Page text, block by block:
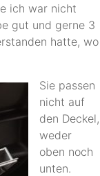
ich war nicht
gut und gerne 3
hatte, wo
Sie passen
nicht auf
den Deckel,
weder
oben noch
unten.